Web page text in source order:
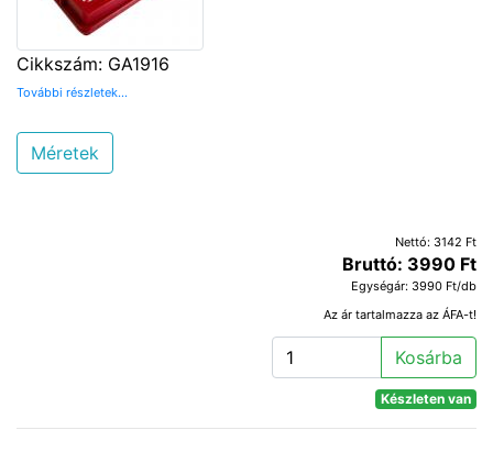
Cikkszám: GA1916
További részletek...
Méretek
Nettó: 3142 Ft
Bruttó: 3990 Ft
Egységár: 3990 Ft/db
Az ár tartalmazza az ÁFA-t!
Kosárba
Készleten van